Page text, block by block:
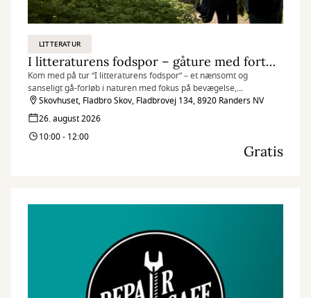
LITTERATUR
I litteraturens fodspor – gåture med fortællinger
Kom med på tur “I litteraturens fodspor” – et nænsomt og
sanseligt gå-forløb i naturen med fokus på bevægelse,
oplæsninger og fællesskab.
Skovhuset, Fladbro Skov, Fladbrovej 134, 8920 Randers NV
26. august 2026
10:00 - 12:00
Gratis